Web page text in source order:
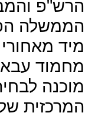
הרש"פ
הממשלה
מיד
מחמוד
מוכנה
המרכזית